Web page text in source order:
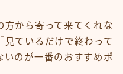
方から寄って来てくれな
見ているだけで終わって
いのが一番のおすすめポ